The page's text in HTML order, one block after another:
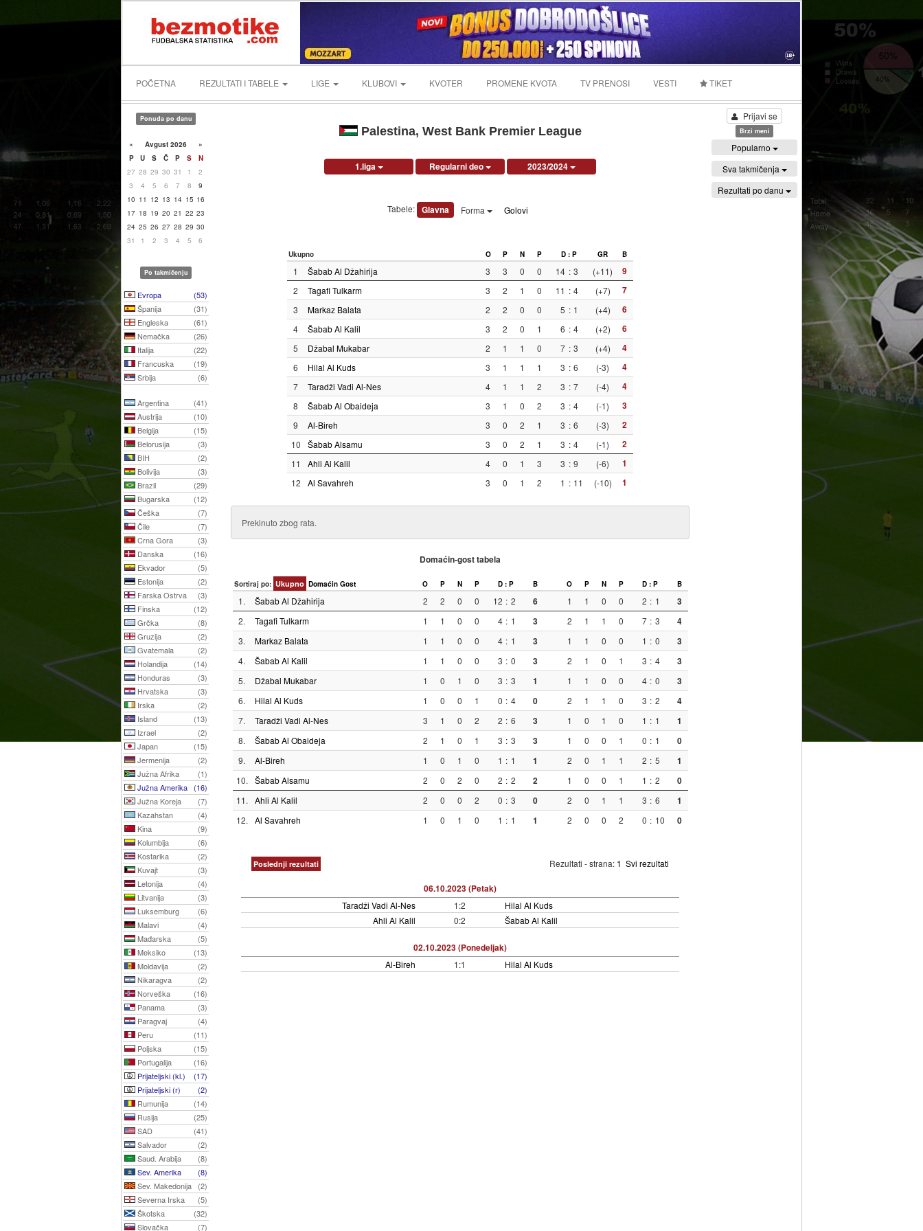
POČETNA REZULTATI I TABELE LIGE KLUBOVI KVOTER PROMENE KVOTA TV PRENOSI VESTI TIKET
Ponuda po danu
« Avgust 2026
»
P
U S Č P S
N
27 28 29 30 31 1
2
3
4 5 6 7 8
9
10 11 12 13 14 15 16
17 18 19 20 21 22 23
24 25 26 27 28 29 30
31
1 2 3 4 5 6
Po takmičenju
Evropa
(53)
Španija
(31)
Engleska
(61)
Nemačka
(26)
Italija
(22)
Francuska
(19)
Srbija
(6)
Argentina
(41)
Austrija
(10)
Belgija
(15)
Belorusija
(3)
BIH
(2)
Bolivija
(3)
Brazil
(29)
Bugarska
(12)
Češka
(7)
Čile
(7)
Crna Gora
(3)
Danska
(16)
Ekvador
(5)
Estonija
(2)
Farska Ostrva
(3)
Finska
(12)
Grčka
(8)
Gruzija
(2)
Gvatemala
(2)
Holandija
(14)
Honduras
(3)
Hrvatska
(3)
Irska
(2)
Island
(13)
Izrael
(2)
Japan
(15)
Jermenija
(2)
Južna Afrika
(1)
Južna Amerika (16)
Južna Koreja
(7)
Kazahstan
(4)
Kina
(9)
Kolumbija
(6)
Kostarika
(2)
Kuvajt
(3)
Letonija
(4)
Litvanija
(3)
Luksemburg
(6)
Malavi
(4)
Mađarska
(5)
Meksiko
(13)
Moldavija
(2)
Nikaragva
(2)
Norveška
(16)
Panama
(3)
Paragvaj
(4)
Peru
(11)
Poljska
(15)
Portugalija
(16)
Prijateljski (kl.)
(17)
Prijateljski (r)
(2)
Rumunija
(14)
Rusija
(25)
SAD
(41)
Salvador
(2)
Saud. Arabija
(8)
Sev. Amerika
(8)
Sev. Makedonija
(2)
Severna Irska
(5)
Škotska
(32)
Slovačka
(7)
Palestina, West Bank Premier League
1.liga Regularni deo 2023/2024
Tabele: Glavna Forma Golovi
Ukupno O P N P D : P GR B
1 Šabab Al Džahirija 3 3 0 0 14 : 3 (+11) 9
2 Tagafi Tulkarm 3 2 1 0 11 : 4 (+7) 7
3 Markaz Balata 2 2 0 0 5 : 1 (+4) 6
4 Šabab Al Kalil 3 2 0 1 6 : 4 (+2) 6
5 Džabal Mukabar 2 1 1 0 7 : 3 (+4) 4
6 Hilal Al Kuds 3 1 1 1 3 : 6 (-3) 4
7 Taradži Vadi Al-Nes 4 1 1 2 3 : 7 (-4) 4
8 Šabab Al Obaideja 3 1 0 2 3 : 4 (-1) 3
9 Al-Bireh 3 0 2 1 3 : 6 (-3) 2
10 Šabab Alsamu 3 0 2 1 3 : 4 (-1) 2
11 Ahli Al Kalil 4 0 1 3 3 : 9 (-6) 1
12 Al Savahreh 3 0 1 2 1 : 11 (-10) 1
Prekinuto zbog rata.
Domaćin-gost tabela
Sortiraj po: Ukupno Domaćin Gost O P N P D : P B O P N P D : P B
1. Šabab Al Džahirija 2 2 0 0 12 : 2 6 1 1 0 0 2 : 1 3
2. Tagafi Tulkarm 1 1 0 0 4 : 1 3 2 1 1 0 7 : 3 4
3. Markaz Balata 1 1 0 0 4 : 1 3 1 1 0 0 1 : 0 3
4. Šabab Al Kalil 1 1 0 0 3 : 0 3 2 1 0 1 3 : 4 3
5. Džabal Mukabar 1 0 1 0 3 : 3 1 1 1 0 0 4 : 0 3
6. Hilal Al Kuds 1 0 0 1 0 : 4 0 2 1 1 0 3 : 2 4
7. Taradži Vadi Al-Nes 3 1 0 2 2 : 6 3 1 0 1 0 1 : 1 1
8. Šabab Al Obaideja 2 1 0 1 3 : 3 3 1 0 0 1 0 : 1 0
9. Al-Bireh 1 0 1 0 1 : 1 1 2 0 1 1 2 : 5 1
10. Šabab Alsamu 2 0 2 0 2 : 2 2 1 0 0 1 1 : 2 0
11. Ahli Al Kalil 2 0 0 2 0 : 3 0 2 0 1 1 3 : 6 1
12. Al Savahreh 1 0 1 0 1 : 1 1 2 0 0 2 0 : 10 0
Poslednji rezultati Rezultati - strana: 1 Svi rezultati
06.10.2023 (Petak)
Taradži Vadi Al-Nes 1:2
Hilal Al Kuds
Ahli Al Kalil
0:2 Šabab Al Kalil
02.10.2023 (Ponedeljak)
Al-Bireh 1:1 Hilal Al Kuds
Prijavi se
Brzi meni
Popularno
Sva takmičenja
Rezultati po danu